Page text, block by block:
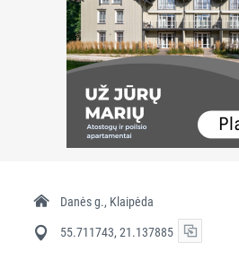
Danės g., Klaipėda
55.711743, 21.137885